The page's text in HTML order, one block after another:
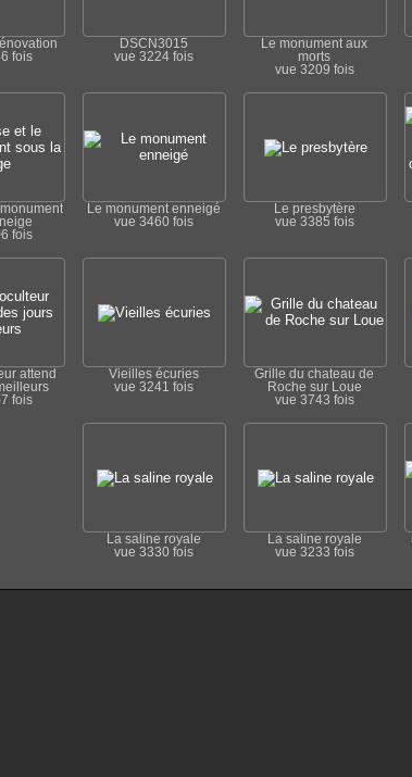
fois
DSCN3015
vue 3224 fois
Le monument aux
morts
vue 3209 fois
fois
Le monument enneigé
vue 3460 fois
Le presbytère
vue 3385 fois
attend
fois
Vieilles écuries
vue 3241 fois
Grille du chateau de
Roche sur Loue
vue 3743 fois
La saline royale
vue 3330 fois
La saline royale
vue 3233 fois